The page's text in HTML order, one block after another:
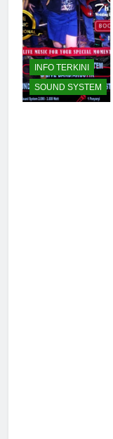
INFO TERKINI
SOUND SYSTEM